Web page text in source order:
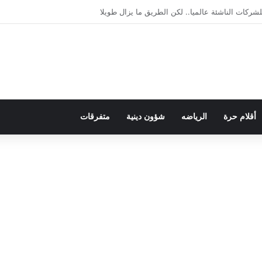
بلسان الاستعمار
أقلام حرة الرياضه شؤون دينية متفرقات